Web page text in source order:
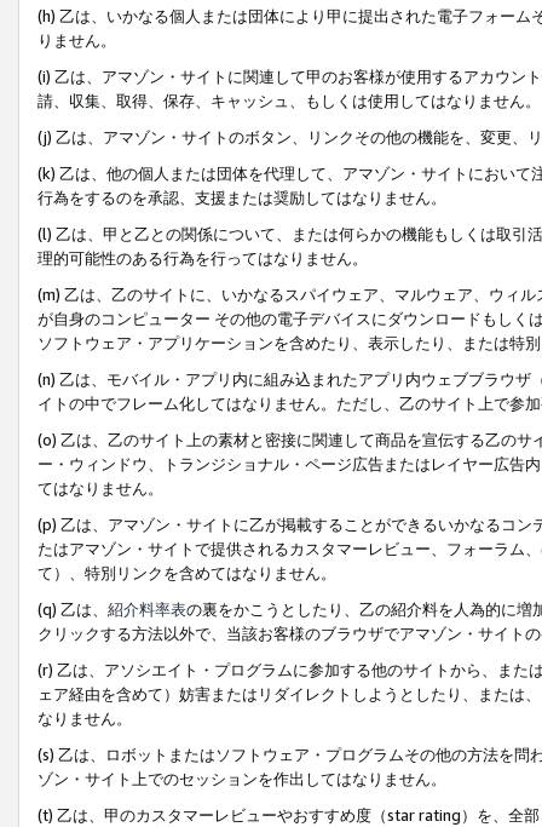
(h) 乙は、いかなる個人または団体により甲に提出された電子フォー
りません。
(i) 乙は、アマゾン・サイトに関連して甲のお客様が使用するアカウン
請、収集、取得、保存、キャッシュ、もしくは使用してはなりません。
(j) 乙は、アマゾン・サイトのボタン、リンクその他の機能を、変更、
(k) 乙は、他の個人または団体を代理して、アマゾン・サイトにおい
行為をするのを承認、支援または奨励してはなりません。
(l) 乙は、甲と乙との関係について、または何らかの機能もしくは取
理的可能性のある行為を行ってはなりません。
(m) 乙は、乙のサイトに、いかなるスパイウェア、マルウェア、ウィ
が自身のコンピューター その他の電子デバイスにダウンロードもし
ソフトウェア・アプリケーションを含めたり、表示したり、または特
(n) 乙は、モバイル・アプリ内に組み込まれたアプリ内ウェブブラウ
イトの中でフレーム化してはなりません。ただし、乙のサイト上で参
(o) 乙は、乙のサイト上の素材と密接に関連して商品を宣伝する乙の
ー・ウィンドウ、トランジショナル・ページ広告またはレイヤー広告
てはなりません。
(p) 乙は、アマゾン・サイトに乙が掲載することができるいかなるコ
たはアマゾン・サイトで提供されるカスタマーレビュー、フォーラム
て）、特別リンクを含めてはなりません。
(q) 乙は、 紹介料率表の裏をかこうとしたり、乙の紹介料を人為的に
クリックする方法以外で、当該お客様のブラウザでアマゾン・サイト
(r) 乙は、アソシエイト・プログラムに参加する他のサイトから、ま
ェア経由を含めて）妨害またはリダイレクトしようとしたり、または
なりません。
(s) 乙は、ロボットまたはソフトウェア・プログラムその他の方法を
ゾン・サイト上でのセッションを作出してはなりません。
(t) 乙は、甲のカスタマーレビューやおすすめ度（star rating）を、全